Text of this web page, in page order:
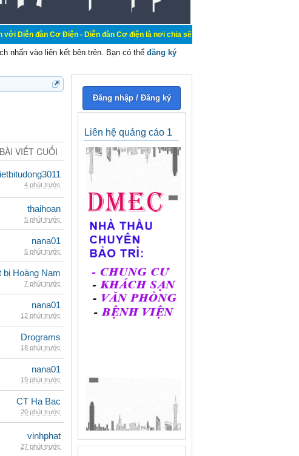
Cơ Điện - Diễn đàn Cơ điện là nơi chia sẽ kiến thức kinh nghiệm trong lãnh vực
nhấn vào liên kết bên trên. Bạn có thể đăng ký
BÀI VIẾT CUỐI
4 phút trước
thaihoan
5 phút trước
nana01
5 phút trước
bị Hoàng Nam
7 phút trước
nana01
12 phút trước
Drograms
18 phút trước
nana01
19 phút trước
CT Ha Bac
20 phút trước
vinhphat
27 phút trước
Đăng nhập / Đăng ký
Liên hệ quảng cáo 1